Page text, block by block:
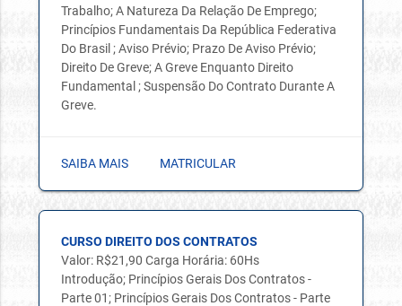
Trabalho; A Natureza Da Relação De Emprego;
Princípios Fundamentais Da República Federativa
Do Brasil ; Aviso Prévio; Prazo De Aviso Prévio;
Direito De Greve; A Greve Enquanto Direito
Fundamental ; Suspensão Do Contrato Durante A
Greve.
SAIBA MAIS MATRICULAR
CURSO DIREITO DOS CONTRATOS
Valor: R$21,90 Carga Horária: 60Hs
Introdução; Princípios Gerais Dos Contratos -
Parte 01; Princípios Gerais Dos Contratos - Parte